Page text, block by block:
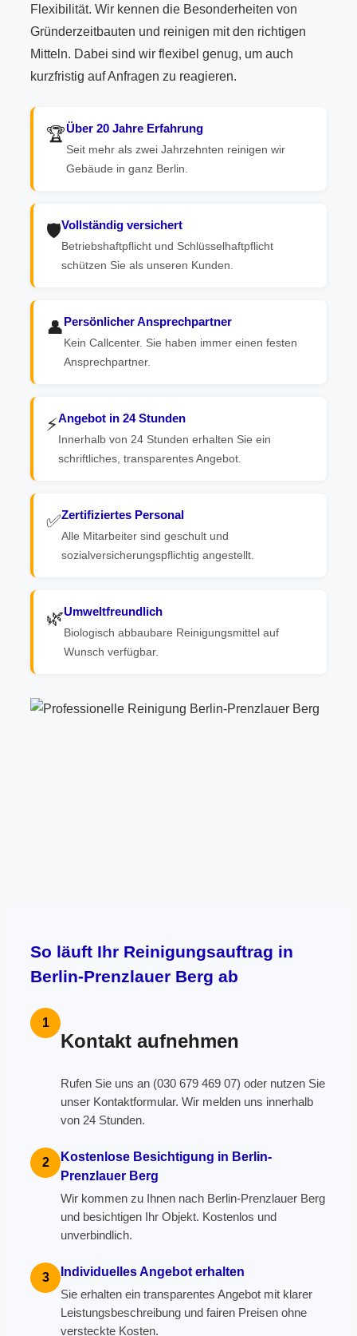
Flexibilität. Wir kennen die Besonderheiten von
Gründerzeitbauten und reinigen mit den richtigen
Mitteln. Dabei sind wir flexibel genug, um auch
kurzfristig auf Anfragen zu reagieren.
🏆Über 20 Jahre Erfahrung
Seit mehr als zwei Jahrzehnten reinigen wir
Gebäude in ganz Berlin.
🛡️Vollständig versichert
Betriebshaftpflicht und Schlüsselhaftpflicht
schützen Sie als unseren Kunden.
👤Persönlicher Ansprechpartner
Kein Callcenter. Sie haben immer einen festen
Ansprechpartner.
⚡Angebot in 24 Stunden
Innerhalb von 24 Stunden erhalten Sie ein
schriftliches, transparentes Angebot.
✅Zertifiziertes Personal
Alle Mitarbeiter sind geschult und
sozialversicherungspflichtig angestellt.
🌿Umweltfreundlich
Biologisch abbaubare Reinigungsmittel auf
Wunsch verfügbar.
So läuft Ihr Reinigungsauftrag in
Berlin-Prenzlauer Berg ab
1
Kontakt aufnehmen
Rufen Sie uns an (030 679 469 07) oder nutzen Sie
unser Kontaktformular. Wir melden uns innerhalb
von 24 Stunden.
2
Kostenlose Besichtigung in Berlin-
Prenzlauer Berg
Wir kommen zu Ihnen nach Berlin-Prenzlauer Berg
und besichtigen Ihr Objekt. Kostenlos und
unverbindlich.
3 Individuelles Angebot erhalten
Sie erhalten ein transparentes Angebot mit klarer
Leistungsbeschreibung und fairen Preisen ohne
versteckte Kosten.